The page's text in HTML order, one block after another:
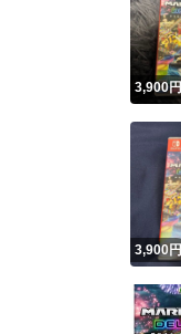
3,900円
3,900円